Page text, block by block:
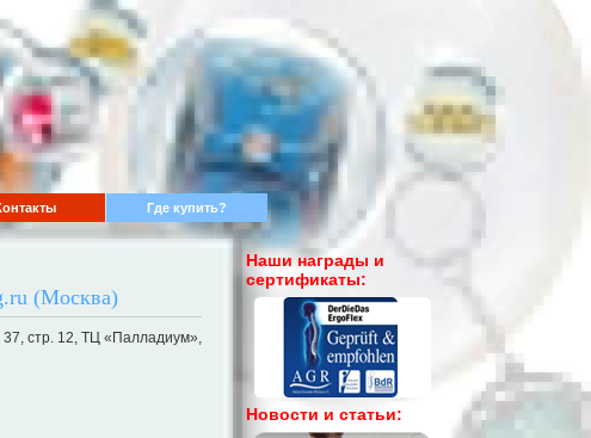
Наши награды и
сертификаты:
Новости и статьи:
Где купить?
(Москва)
37, стр. 12, ТЦ «Палладиум»,